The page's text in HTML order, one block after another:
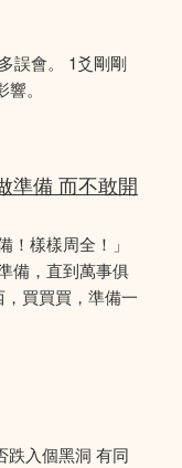
誤會。 1爻剛剛
。
準備 而不敢開
！樣樣周全！」
備，直到萬事俱
買買買，準備一
跌入個黑洞 有同